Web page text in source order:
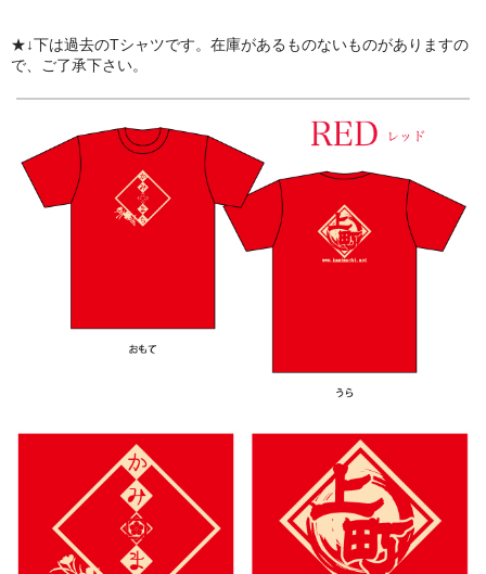
★↓下は過去のTシャツです。在庫があるものないものがありますの
で、ご了承下さい。